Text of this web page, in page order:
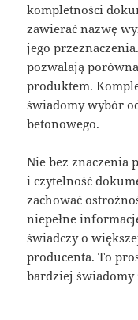
kompletności
zawierać nazwę
jego
pozwalają
produktem.
świadomy wybór
betonowego.
Nie bez znaczenia
i czytelność
zachować
niepełne
świadczy o
producenta. To
bardziej świadomy